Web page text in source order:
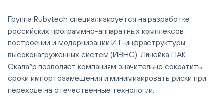
Группа Rubytech специализируется на разработке
российских программно-аппаратных комплексов,
построении и модернизации ИТ-инфраструктуры
высоконагруженных систем (ИВНС). Линейка ПАК
Скала^р позволяет компаниям значительно сократить
сроки импортозамещения и минимизировать риски при
переходе на отечественные технологии.